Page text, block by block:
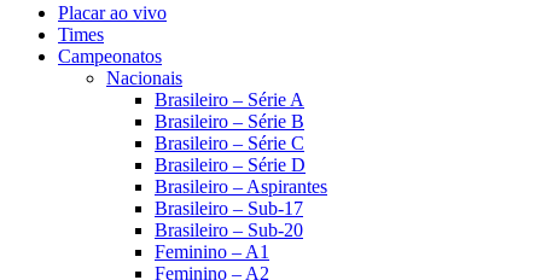
Placar ao vivo
Times
Campeonatos
Nacionais
Brasileiro – Série A
Brasileiro – Série B
Brasileiro – Série C
Brasileiro – Série D
Brasileiro – Aspirantes
Brasileiro – Sub-17
Brasileiro – Sub-20
Feminino – A1
Feminino – A2